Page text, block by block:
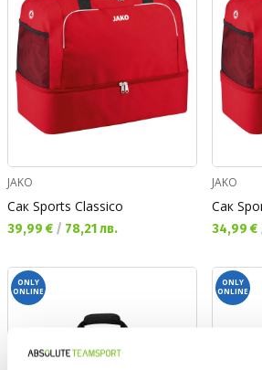
JAKO
Сак Sports Classico
Текуща цена:
39,99 € / 78,21 лв.
JAKO
Сак
Текуща
34,99 €
ONLY
ONLINE
ONLY
ONLINE